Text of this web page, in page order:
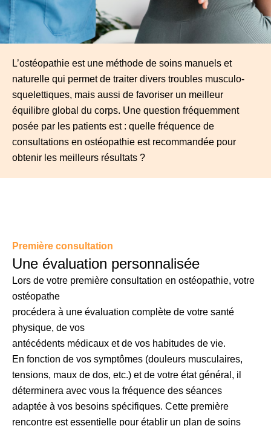
L’ostéopathie est une méthode de soins manuels et
naturelle qui permet de traiter divers troubles musculo-
squelettiques, mais aussi de favoriser un meilleur
équilibre global du corps. Une question fréquemment
posée par les patients est : quelle fréquence de
consultations en ostéopathie est recommandée pour
obtenir les meilleurs résultats ?
Première consultation
Une évaluation personnalisée
Lors de votre première consultation en ostéopathie, votre
ostéopathe
procédera à une évaluation complète de votre santé
physique, de vos
antécédents médicaux et de vos habitudes de vie.
En fonction de vos symptômes (douleurs musculaires,
tensions, maux de dos, etc.) et de votre état général, il
déterminera avec vous la fréquence des séances
adaptée à vos besoins spécifiques. Cette première
rencontre estessentielle pour établir un plan de soins